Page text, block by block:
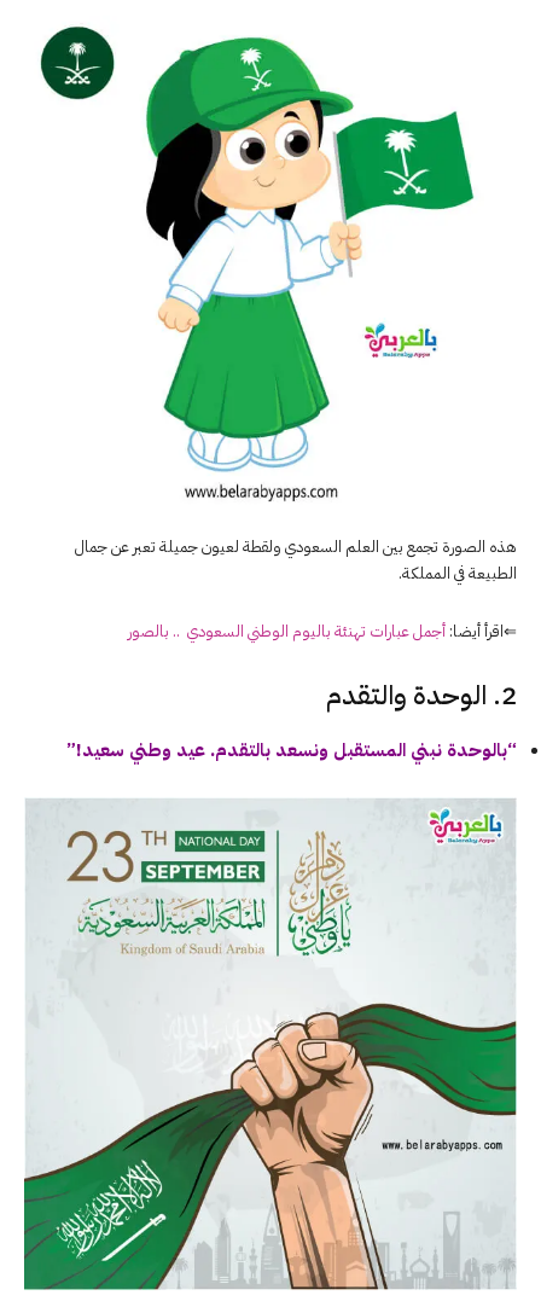
هذه الصورة تجمع بين العلم السعودي ولقطة لعيون جميلة تعبر عن جمال
الطبيعة في المملكة.
⇐اقرأ أيضا: أجمل عبارات تهنئة باليوم الوطني السعودي .. بالصور
2. الوحدة والتقدم
“بالوحدة نبني المستقبل ونسعد بالتقدم. عيد وطني سعيد!”